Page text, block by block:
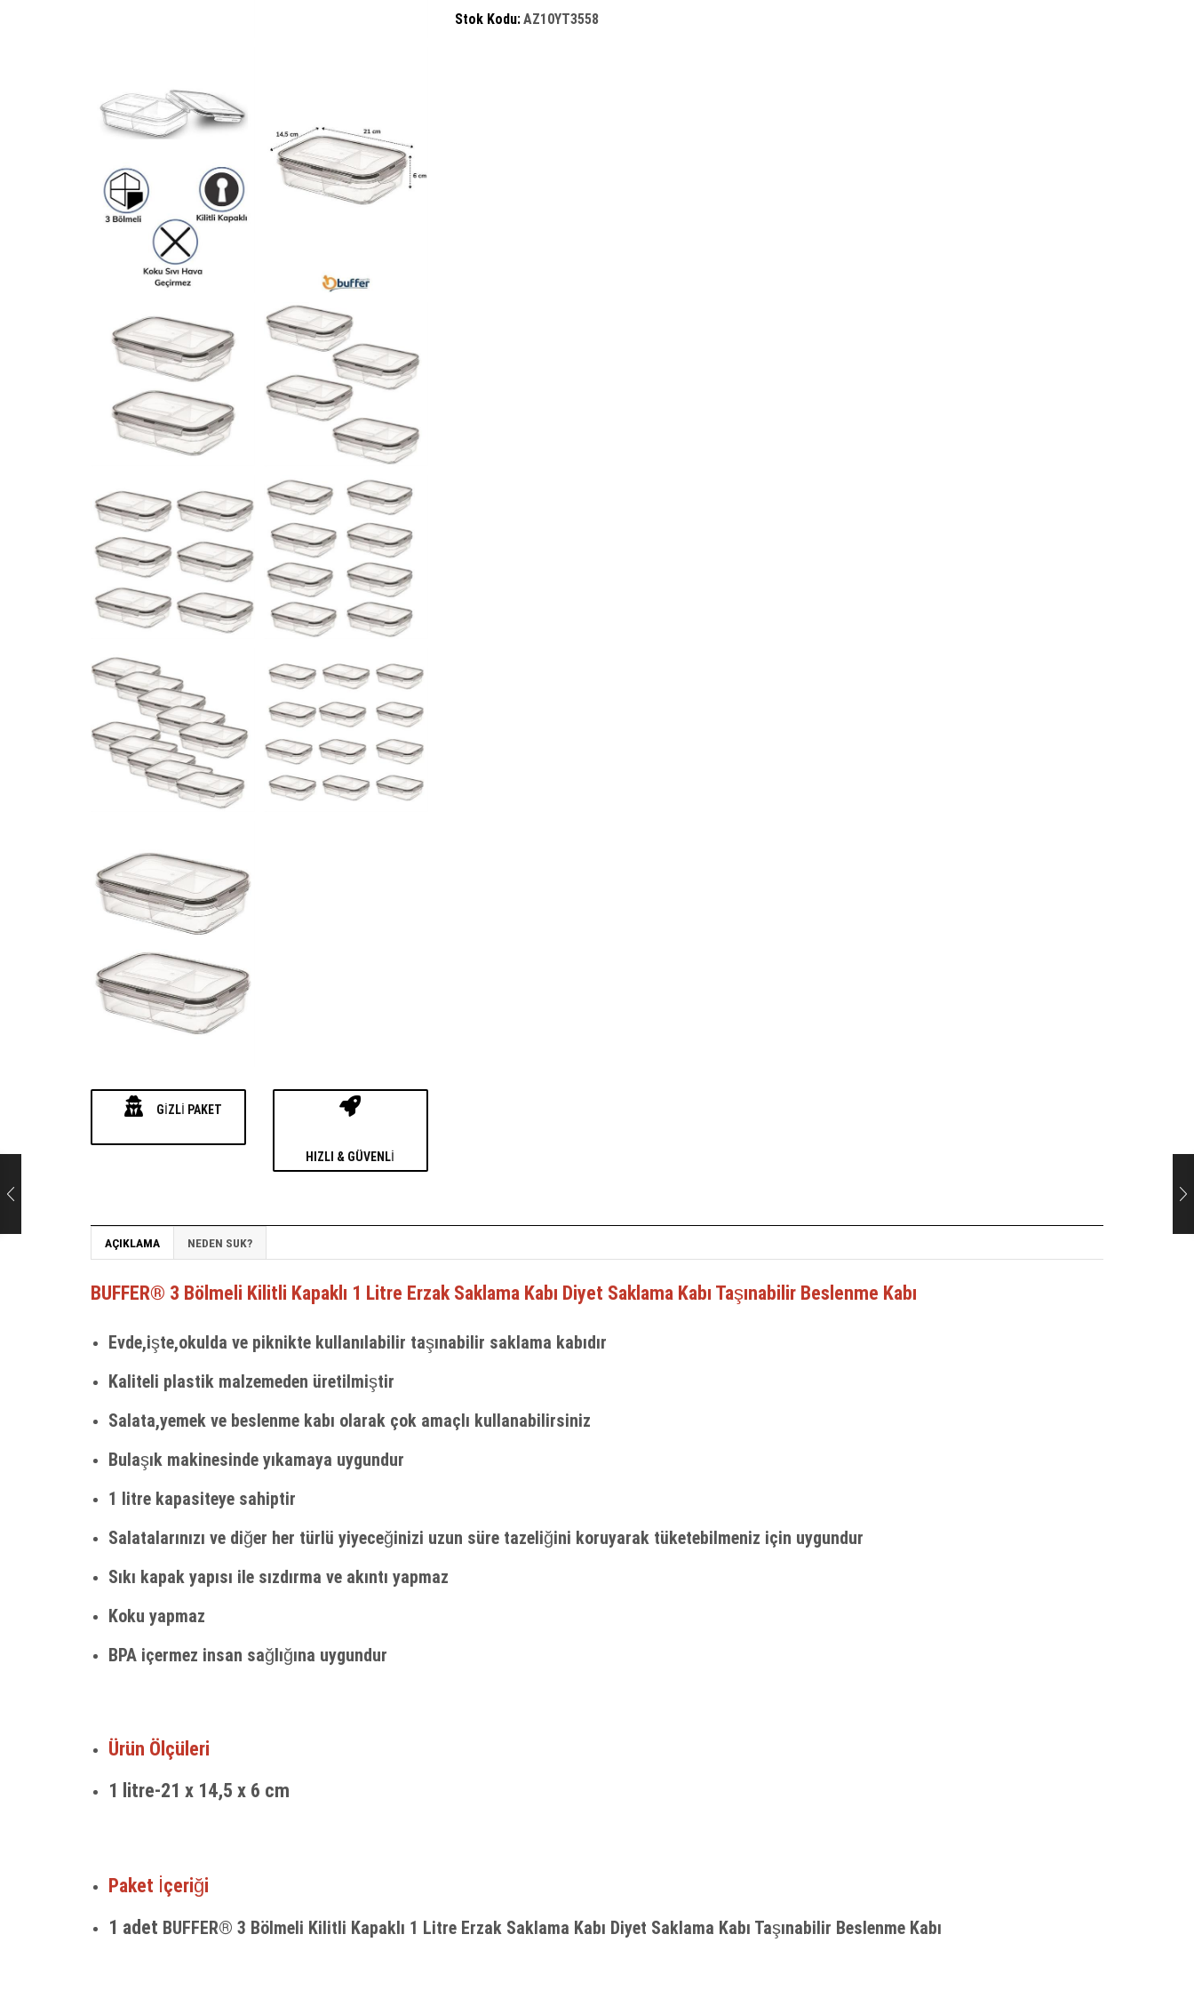
GIZLI PAKET
HIZLI & GÜVENLI
Stok Kodu:AZ10YT3558
AÇIKLAMA NEDEN SUK?
BUFFER® 3 Bölmeli Kilitli Kapaklı 1 Litre Erzak Saklama Kabı Diyet Saklama Kabı Taşınabilir Beslenme Kabı
Evde,işte,okulda ve piknikte kullanılabilir taşınabilir saklama kabıdır
Kaliteli plastik malzemeden üretilmiştir
Salata,yemek ve beslenme kabı olarak çok amaçlı kullanabilirsiniz
Bulaşık makinesinde yıkamaya uygundur
1 litre kapasiteye sahiptir
Salatalarınızı ve diğer her türlü yiyeceğinizi uzun süre tazeliğini koruyarak tüketebilmeniz için uygundur
Sıkı kapak yapısı ile sızdırma ve akıntı yapmaz
Koku yapmaz
BPA içermez insan sağlığına uygundur
Ürün Ölçüleri
1 litre-21 x 14,5 x 6 cm
Paket İçeriği
1 adet BUFFER® 3 Bölmeli Kilitli Kapaklı 1 Litre Erzak Saklama Kabı Diyet Saklama Kabı Taşınabilir Beslenme Kabı